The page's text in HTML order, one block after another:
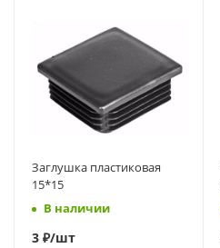
Заглушка пластиковая
15*15
В наличии
3 ₽/шт